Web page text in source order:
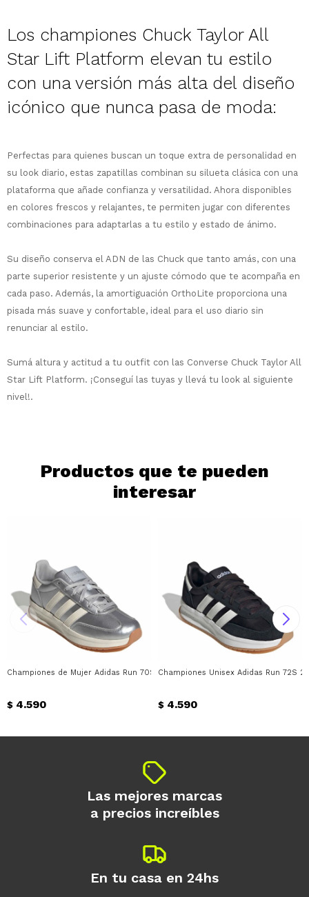
Los championes Chuck Taylor All
Star Lift Platform elevan tu estilo
con una versión más alta del diseño
icónico que nunca pasa de moda:
Perfectas para quienes buscan un toque extra de personalidad en
su look diario, estas zapatillas combinan su silueta clásica con una
plataforma que añade confianza y versatilidad. Ahora disponibles
en colores frescos y relajantes, te permiten jugar con diferentes
combinaciones para adaptarlas a tu estilo y estado de ánimo.
Su diseño conserva el ADN de las Chuck que tanto amás, con una
parte superior resistente y un ajuste cómodo que te acompaña en
cada paso. Además, la amortiguación OrthoLite proporciona una
pisada más suave y confortable, ideal para el uso diario sin
renunciar al estilo.
Sumá altura y actitud a tu outfit con las Converse Chuck Taylor All
Star Lift Platform. ¡Conseguí las tuyas y llevá tu look al siguiente
nivel!.
Productos que te pueden
interesar
Championes de Mujer Adidas Run 70S 2.0 Adidas - Plateado - Beige
$ 4.590
Championes Unisex Adidas Run 72S
$ 4.590
Las mejores marcas
a precios increíbles
En tu casa en 24hs
Comprá ahora y Pagá
cuotas y sin tocar tu
tarjeta de crédito
comprar!
Comprá en 3 cuotas sin recargo o hasta
en 12 cuotas * ¡Solo con tu cédula!
* sujeto aprobación crediticia.
Verifica si estás calificado para comprar
Cédula de identidad
Celular
Fecha de nacimiento
Día
Después.
¡Tenés hasta
para comprar en las cuotas
que prefieras!
Elegí tus productos preferidos
Elegís Pago Después como metodo de pago
disponible puede variar por comercio
Ups!
Parece que no tenes oferta, lamentamos
el inconveniente, por cualquier duda
contactanos en
preguntas@pagodespues.com.uy
¡Algo salió mal!
Por favor intenta nuevamente mas tarde.